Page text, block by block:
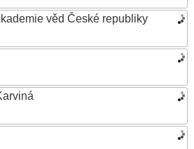
věd České republiky